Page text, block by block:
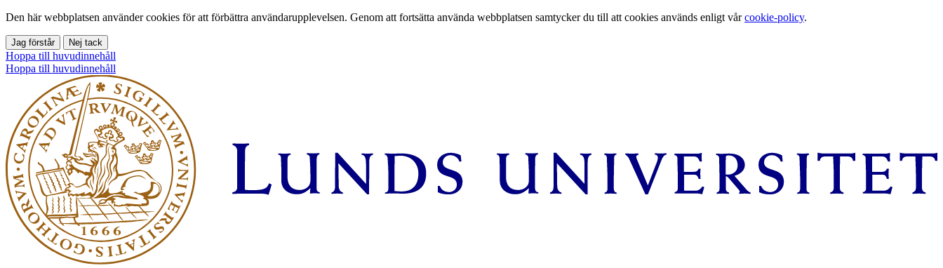
Den här webbplatsen använder cookies för att förbättra användarupplevelsen. Genom att fortsätta använda webbplatsen samtycker du till att cookies används enligt vårcookie-policy.
Jag förstår Nej tack
Hoppa till huvudinnehåll
Hoppa till huvudinnehåll